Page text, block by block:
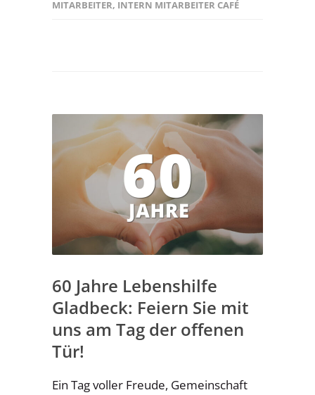
MITARBEITER, INTERN MITARBEITER CAFÉ
60 Jahre Lebenshilfe
Gladbeck: Feiern Sie mit
uns am Tag der offenen
Tür!
Ein Tag voller Freude, Gemeinschaft